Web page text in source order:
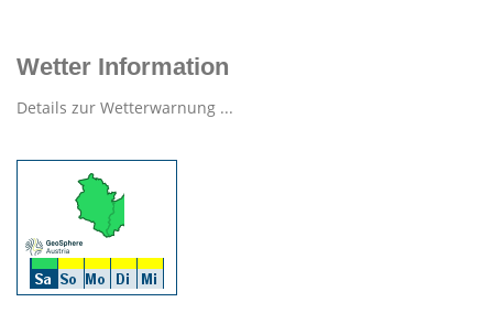
Wetter Information
Details zur Wetterwarnung ...